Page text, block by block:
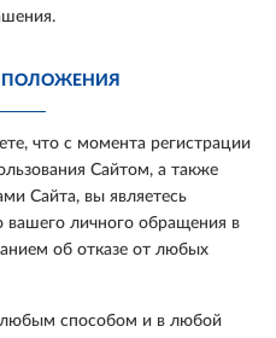
что с момента регистрации
Сайтом, а также
Сайта, вы являетесь
вашего личного обращения в
об отказе от любых
любым способом и в любой